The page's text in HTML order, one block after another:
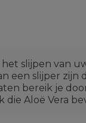
slijpen van
een slijper
bereik je
die Aloë Vera